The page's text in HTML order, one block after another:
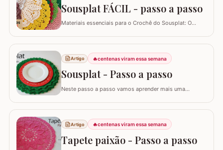
conforme a sua necessidade, garantindo que o…
Sousplat FÁCIL - passo a passo
Materiais essenciais para o Crochê do Sousplat: O
cerca de 43 cm, além de tesoura e agulha de tapeçaria
Artigo 🔥centenas viram essa semana
Sousplat - Passo a passo
Neste passo a passo vamos aprender mais uma
acabamento remete imediatamente ao formato de
natal :)…
Artigo 🔥centenas viram essa semana
Tapete paixão - Passo a passo